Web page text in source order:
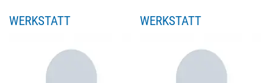
WERKSTATT WERKSTATT